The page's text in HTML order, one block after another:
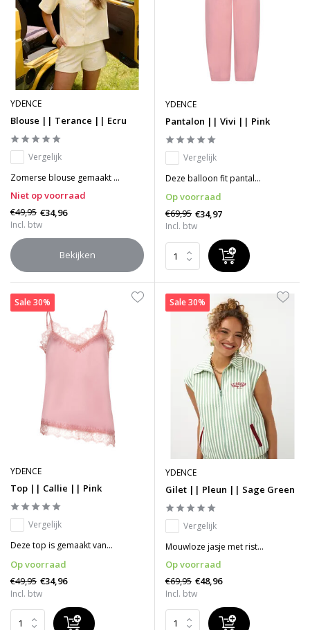
YDENCE
Blouse || Terance || Ecru
Vergelijk
Zomerse blouse gemaakt ...
Niet op voorraad
€49,95 €34,96
Incl. btw
Bekijken
YDENCE
Pantalon || Vivi || Pink
Vergelijk
Deze balloon fit pantal...
Op voorraad
€69,95 €34,97
Incl. btw
Sale 30%
YDENCE
Top || Callie || Pink
Vergelijk
Deze top is gemaakt van...
Op voorraad
€49,95 €34,96
Incl. btw
Sale 30%
YDENCE
Gilet || Pleun || Sage Green
Vergelijk
Mouwloze jasje met rist...
Op voorraad
€69,95 €48,96
Incl. btw